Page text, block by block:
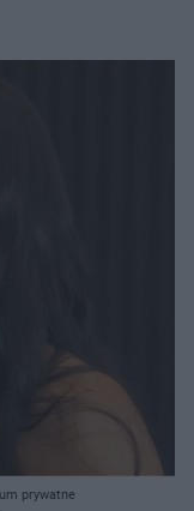
prywatne